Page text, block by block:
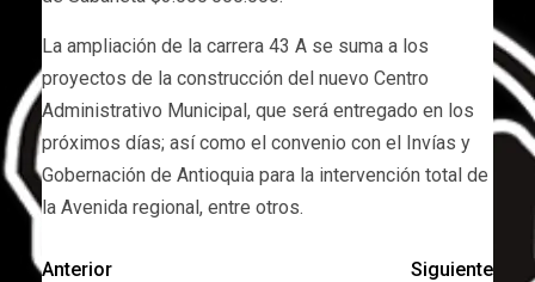
La ampliación de la carrera 43 A se suma a los
proyectos de la construcción del nuevo Centro
Administrativo Municipal, que será entregado en los
próximos días; así como el convenio con el Invías y
Gobernación de Antioquia para la intervención total de
la Avenida regional, entre otros.
Anterior
Siguiente